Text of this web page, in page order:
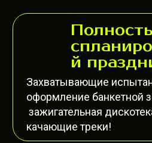
Захватывающие
оформление банкетной
зажигательная
качающие треки!
й